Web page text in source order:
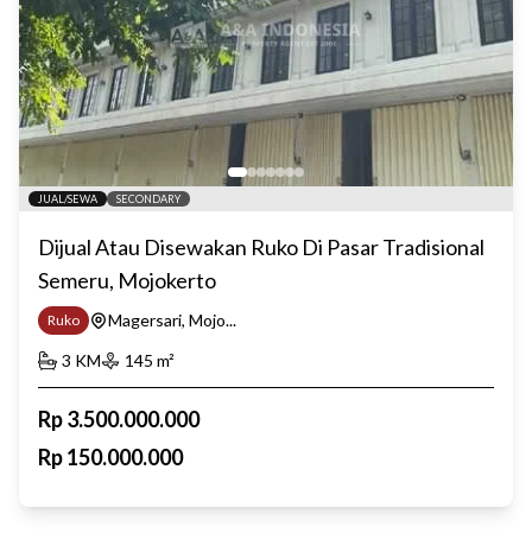
JUAL/SEWA SECONDARY
Dijual Atau Disewakan Ruko Di Pasar Tradisional
Semeru, Mojokerto
Ruko
Magersari, Mojo...
3 KM 145 m²
Rp3.500.000.000
Rp150.000.000